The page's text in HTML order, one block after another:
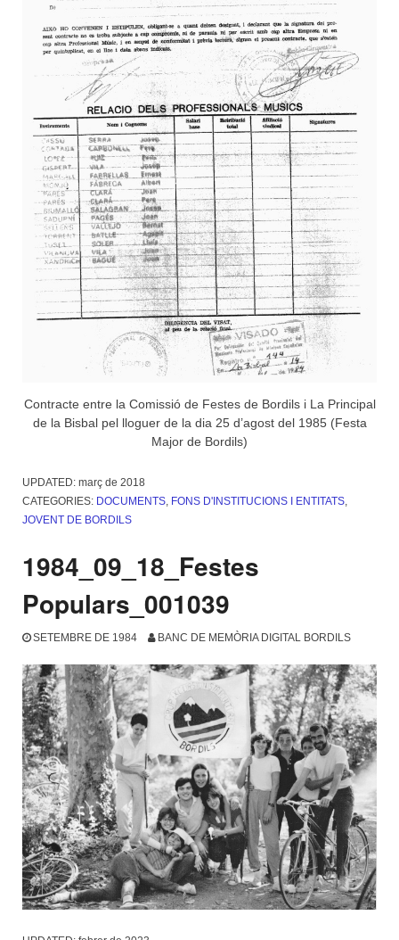
Contracte entre la Comissió de Festes de Bordils i La Principal
de la Bisbal pel lloguer de la dia 25 d’agost del 1985 (Festa
Major de Bordils)
UPDATED: març de 2018
CATEGORIES: DOCUMENTS, FONS D'INSTITUCIONS I ENTITATS,
JOVENT DE BORDILS
1984_09_18_Festes
Populars_001039
SETEMBRE DE 1984 BANC DE MEMÒRIA DIGITAL BORDILS